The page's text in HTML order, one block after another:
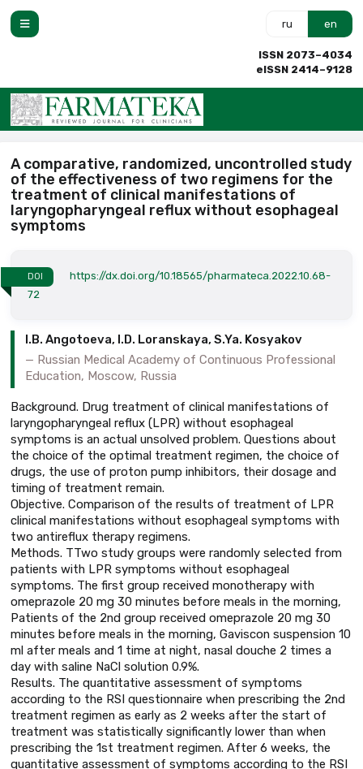
ru en
ISSN 2073–4034
eISSN 2414–9128
A comparative, randomized, uncontrolled study
of the effectiveness of two regimens for the
treatment of clinical manifestations of
laryngopharyngeal reflux without esophageal
symptoms
DOI
https://dx.doi.org/10.18565/pharmateca.2022.10.68-
72
I.B. Angotoeva, I.D. Loranskaya, S.Ya. Kosyakov
Russian Medical Academy of Continuous Professional
Education, Moscow, Russia
Background. Drug treatment of clinical manifestations of
laryngopharyngeal reflux (LPR) without esophageal
symptoms is an actual unsolved problem. Questions about
the choice of the optimal treatment regimen, the choice of
drugs, the use of proton pump inhibitors, their dosage and
timing of treatment remain.
Objective. Comparison of the results of treatment of LPR
clinical manifestations without esophageal symptoms with
two antireflux therapy regimens.
Methods. TTwo study groups were randomly selected from
patients with LPR symptoms without esophageal
symptoms. The first group received monotherapy with
omeprazole 20 mg 30 minutes before meals in the morning,
Patients of the 2nd group received omeprazole 20 mg 30
minutes before meals in the morning, Gaviscon suspension 10
ml after meals and 1 time at night, nasal douche 2 times a
day with saline NaCl solution 0.9%.
Results. The quantitative assessment of symptoms
according to the RSI questionnaire when prescribing the 2nd
treatment regimen as early as 2 weeks after the start of
treatment was statistically significantly lower than when
prescribing the 1st treatment regimen. After 6 weeks, the
quantitative assessment of symptoms according to the RSI